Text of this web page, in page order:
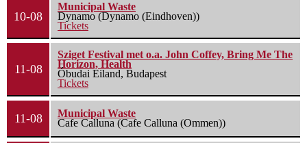
10-08
Municipal Waste
Dynamo (Dynamo (Eindhoven))
Tickets
11-08
Sziget Festival met o.a. John Coffey, Bring Me The
Horizon, Health
Óbudai Eiland, Budapest
Tickets
11-08
Municipal Waste
Cafe Calluna (Cafe Calluna (Ommen))